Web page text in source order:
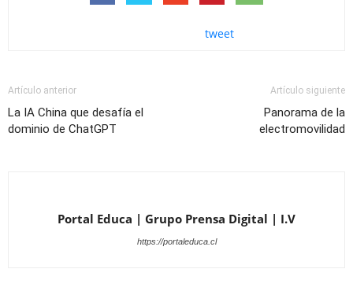
tweet
Artículo anterior
La IA China que desafía el
dominio de ChatGPT
Artículo siguiente
Panorama de la
electromovilidad
Portal Educa | Grupo Prensa Digital | I.V
https://portaleduca.cl